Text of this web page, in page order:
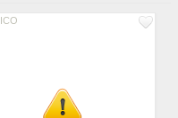
ICO